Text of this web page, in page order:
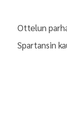
Ottelun
Spartansin